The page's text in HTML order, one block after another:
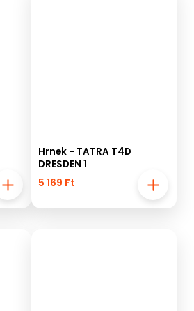
Hrnek - TATRA T4D
DRESDEN 1
5 169 Ft